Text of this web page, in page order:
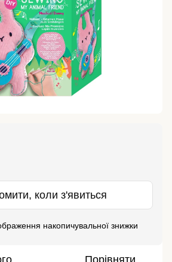
коли з'явиться
накопичувальної знижки